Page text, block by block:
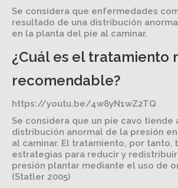
Se considera que enfermedades
resultado de una distribución
en la planta del pie al caminar.
¿Cuál es el tratamiento
recomendable?
https://youtu.be/4w8yN1wZ2TQ
Se considera que un pie cavo tiende
distribución anormal de la presión
al caminar. El tratamiento, por tanto,
estrategias para reducir y
presión plantar mediante el uso de
(Statler 2005)